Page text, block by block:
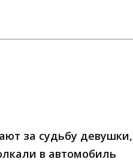
за судьбу девушки,
в автомобиль